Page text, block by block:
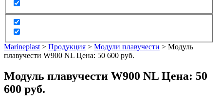
Marineplast > Продукция > Модули плавучести > Модуль
плавучести W900 NL Цена: 50 600 руб.
Модуль плавучести W900 NL Цена: 50
600 руб.